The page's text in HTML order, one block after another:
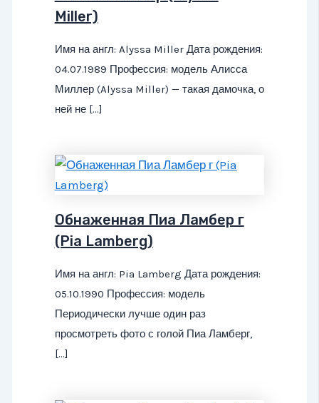
Miller)
Имя на англ: Alyssa Miller Дата рождения:
04.07.1989 Профессия: модель Алисса
Миллер (Alyssa Miller) — такая дамочка, о
ней не […]
Обнаженная Пиа Ламбер г
(Pia Lamberg)
Имя на англ: Pia Lamberg Дата рождения:
05.10.1990 Профессия: модель
Периодически лучше один раз
просмотреть фото с голой Пиа Ламберг,
[…]